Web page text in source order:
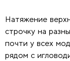
Натяжение
строчку на
почти у всех
рядом с